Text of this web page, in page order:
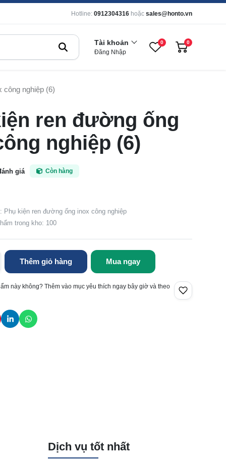
Hotline: 0912304316 hoặc sales@honto.vn
Tài khoản
Đăng Nhập
0 0
công nghiệp (6)
ren đường ống
nghiệp (6)
giá Còn hàng
Phụ kiện ren đường ống inox công nghiệp
trong kho: 100
Thêm giỏ hàng Mua ngay
này không? Thêm vào mục yêu thích ngay bây giờ và theo
Dịch vụ tốt nhất